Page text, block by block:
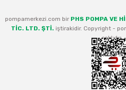
pompamerkezi.com bir PHS POMPA VE
TİC. LTD. ŞTİ. iştirakidir. Copyright -
saklıdır.